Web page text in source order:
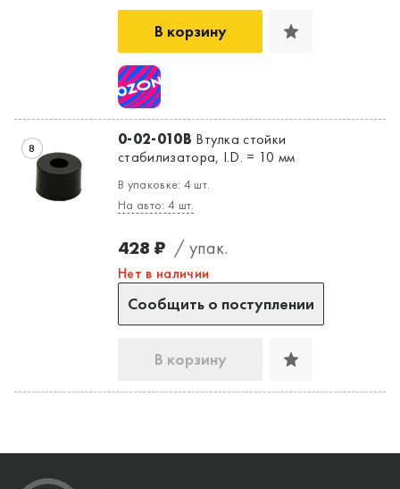
В корзину
8 0-02-010B Втулка стойки
стабилизатора, I.D. = 10 мм
В упаковке: 4 шт.
На авто: 4 шт.
428 ₽ / упак.
Нет в наличии
Сообщить о поступлении
В корзину